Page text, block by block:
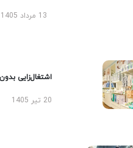
13 مرداد 1405
اشتغال‌زایی بدون
20 تیر 1405